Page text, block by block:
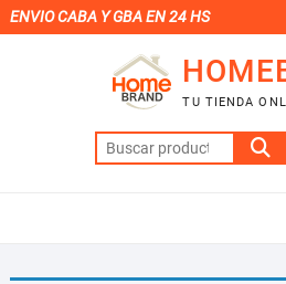
Saltar
al
ENVIO CABA Y GBA EN 24 HS
TU TIENDA
Buscar
por: